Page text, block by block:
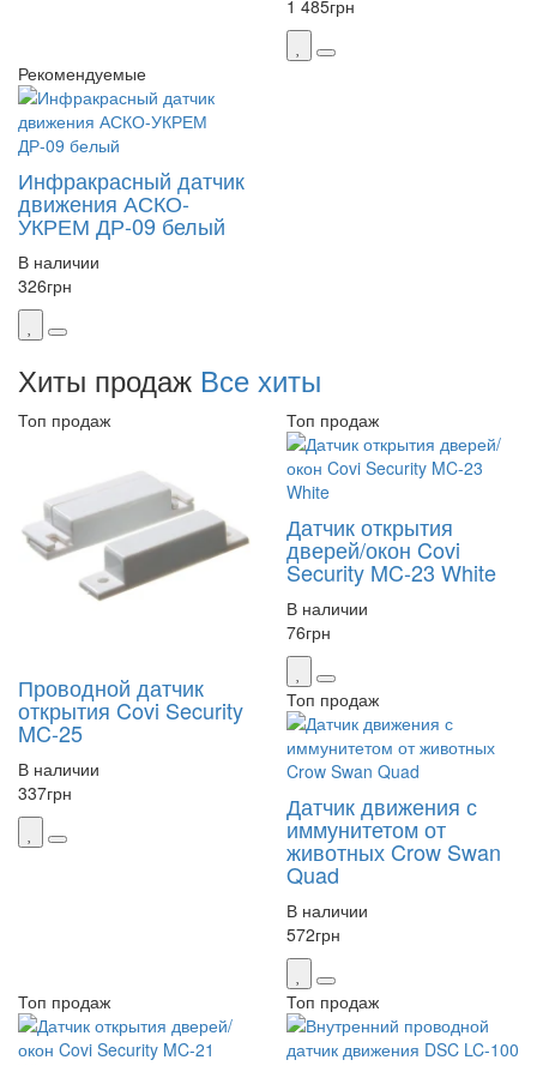
1 485грн
Рекомендуемые
Инфракрасный датчик
движения АСКО-
УКРЕМ ДР-09 белый
В наличии
326грн
Хиты продаж Все хиты
Топ продаж
Проводной датчик
открытия Covi Security
MC-25
В наличии
337грн
Топ продаж
Датчик открытия
дверей/окон Covi
Security MC-23 White
В наличии
76грн
Топ продаж
Датчик движения с
иммунитетом от
животных Crow Swan
Quad
В наличии
572грн
Топ продаж Топ продаж